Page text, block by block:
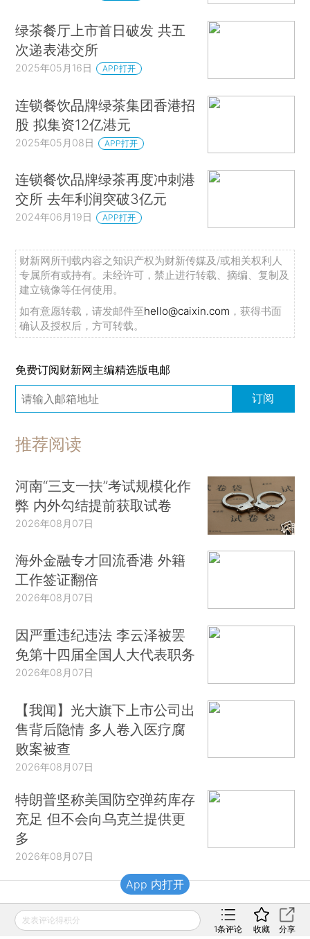
绿茶餐厅上市首日破发 共五
次递表港交所
2025年05月16日 APP打开
连锁餐饮品牌绿茶集团香港招
股 拟集资12亿港元
2025年05月08日 APP打开
连锁餐饮品牌绿茶再度冲刺港
交所 去年利润突破3亿元
2024年06月19日 APP打开
财新网所刊载内容之知识产权为财新传媒及/或相关权利人
专属所有或持有。未经许可，禁止进行转载、摘编、复制及
建立镜像等任何使用。
如有意愿转载，请发邮件至hello@caixin.com ，获得书面
确认及授权后，方可转载。
免费订阅财新网主编精选版电邮
订阅
推荐阅读
河南“三支一扶”考试规模化作
弊 内外勾结提前获取试卷
2026年08月07日
海外金融专才回流香港 外籍
工作签证翻倍
2026年08月07日
因严重违纪违法 李云泽被罢
免第十四届全国人大代表职务
2026年08月07日
【我闻】光大旗下上市公司出
售背后隐情 多人卷入医疗腐
败案被查
2026年08月07日
特朗普坚称美国防空弹药库存
充足 但不会向乌克兰提供更
多
2026年08月07日
财新移动
发表评论得积分
1条评论 收藏 分享
App 内打开